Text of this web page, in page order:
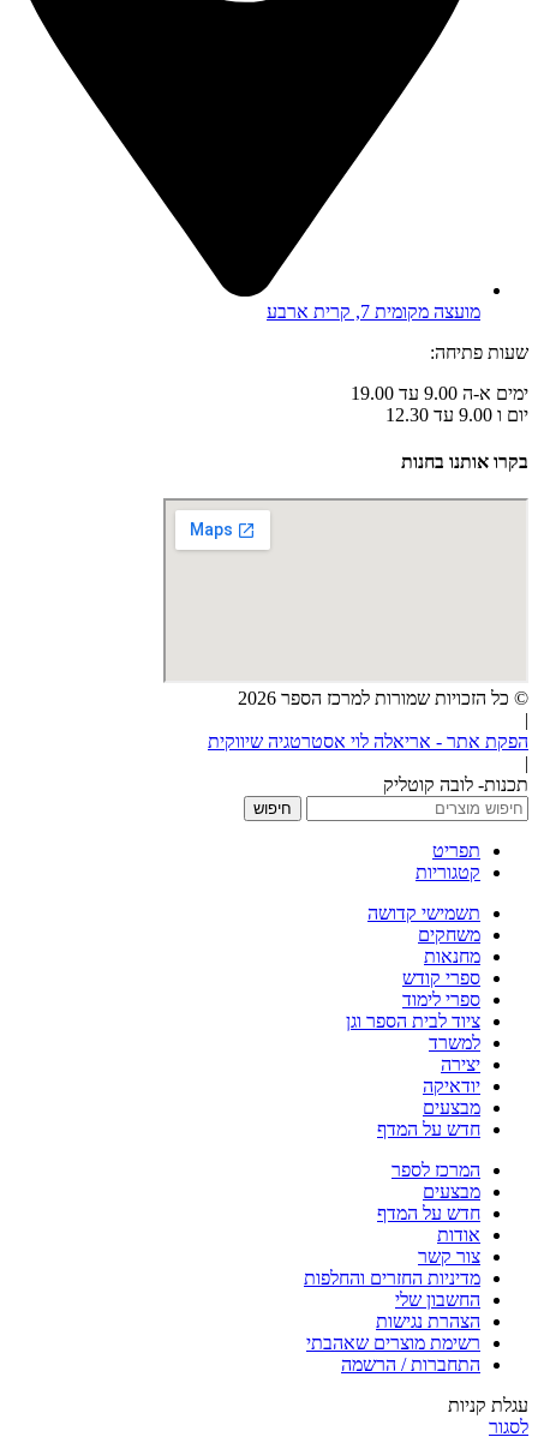
מועצה מקומית 7, קרית ארבע
שעות פתיחה:
ימים א-ה 9.00 עד 19.00
יום ו 9.00 עד 12.30
בקרו אותנו בחנות
© כל הזכויות שמורות למרכז הספר 2026
|
הפקת אתר - אריאלה לוי אסטרטגיה שיווקית
|
תכנות- לובה קוטליק
חיפוש
תפריט
קטגוריות
תשמישי קדושה
משחקים
מחנאות
ספרי קודש
ספרי לימוד
ציוד לבית הספר וגן
למשרד
יצירה
יודאיקה
מבצעים
חדש על המדף
המרכז לספר
מבצעים
חדש על המדף
אודות
צור קשר
מדיניות החזרים והחלפות
החשבון שלי
הצהרת נגישות
רשימת מוצרים שאהבתי
התחברות / הרשמה
עגלת קניות
לסגור